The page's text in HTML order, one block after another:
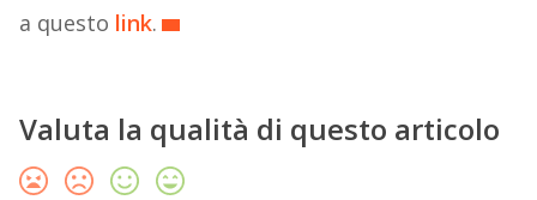
a questo link.
Valuta la qualità di questo articolo